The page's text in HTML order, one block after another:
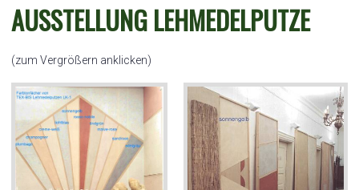
AUSSTELLUNG LEHMEDELPUTZE
(zum Vergrößern anklicken)